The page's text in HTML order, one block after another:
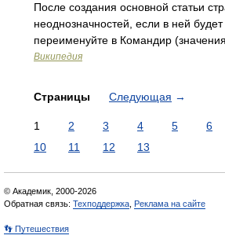
После создания основной статьи
неоднозначностей, если в ней
переименуйте в Командир
Википедия
Страницы Следующая →
1 2 3 4 5 6
10
11 12 13
© Академик, 2000-2026
Обратная связь: Техподдержка Реклама на сайте
👣 Путешествия